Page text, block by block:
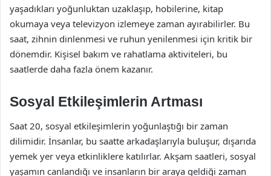
yaşadıkları yoğunluktan uzaklaşıp, hobilerine, kitap
okumaya veya televizyon izlemeye zaman ayırabilirler. Bu
saat, zihnin dinlenmesi ve ruhun yenilenmesi için kritik bir
dönemdir. Kişisel bakım ve rahatlama aktiviteleri, bu
saatlerde daha fazla önem kazanır.
Sosyal Etkileşimlerin Artması
Saat 20, sosyal etkileşimlerin yoğunlaştığı bir zaman
dilimidir. İnsanlar, bu saatte arkadaşlarıyla buluşur, dışarıda
yemek yer veya etkinliklere katılırlar. Akşam saatleri, sosyal
yaşamın canlandığı ve insanların bir araya geldiği zaman